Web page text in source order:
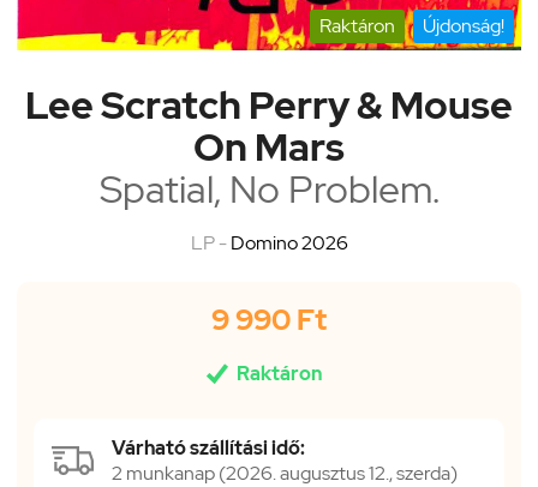
Raktáron Újdonság!
Lee Scratch Perry & Mouse
On Mars
Spatial, No Problem.
LP -Domino 2026
9 990 Ft
 Raktáron
Várható szállítási idő:
2 munkanap (2026. augusztus 12., szerda)